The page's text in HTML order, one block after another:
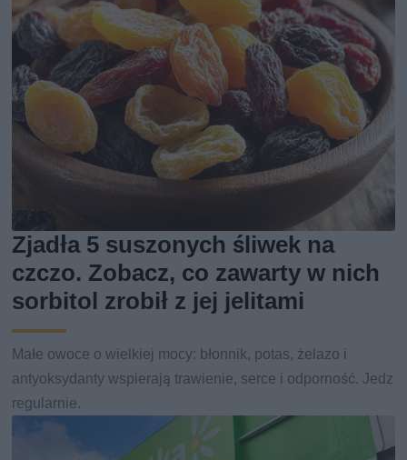
Zjadła 5 suszonych śliwek na
czczo. Zobacz, co zawarty w nich
sorbitol zrobił z jej jelitami
Małe owoce o wielkiej mocy: błonnik, potas, żelazo i
antyoksydanty wspierają trawienie, serce i odporność. Jedz
regularnie.